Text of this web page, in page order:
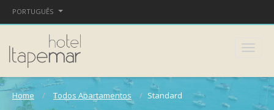
PORTUGUÊS
Home Todos Apartamentos Standard